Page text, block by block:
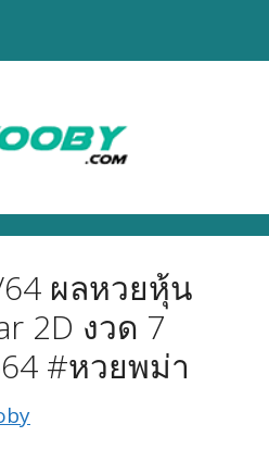
ผลหวยหุ้น
2D งวด 7
#หวยพม่า